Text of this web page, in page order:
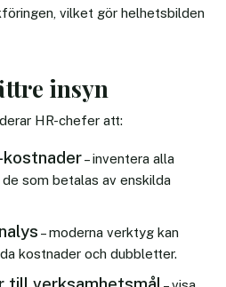
vilket gör helhetsbilden
insyn
HR-chefer att:
– inventera alla
som betalas av enskilda
– moderna verktyg kan
kostnader och dubbletter.